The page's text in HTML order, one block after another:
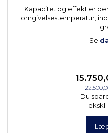
Kapacitet og effekt er
omgivelsestemperatur,
Se
Du